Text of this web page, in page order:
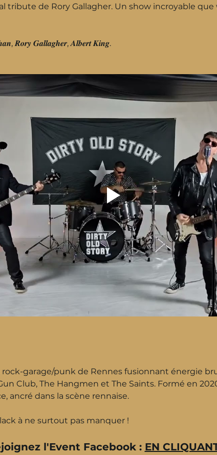
tribute de Rory Gallagher. Un show incroyable que
𝑹𝒐𝒓𝒚 𝑮𝒂𝒍𝒍𝒂𝒈𝒉𝒆𝒓, 𝑨𝒍𝒃𝒆𝒓𝒕 𝑲𝒊𝒏𝒈.
garage/punk de Rennes fusionnant énergie
Club, The Hangmen et The Saints. Formé en
ancré dans la scène rennaise.
à ne surtout pas manquer !
l'Event Facebook : EN